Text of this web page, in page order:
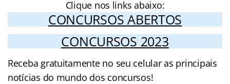
Clique nos links abaixo:
CONCURSOS ABERTOS
CONCURSOS 2023
Receba gratuitamente no seu celular as principais
notícias do mundo dos concursos!